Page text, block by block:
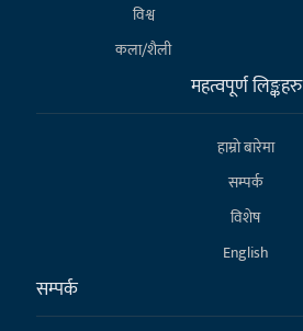
विश्व
कला/शैली
महत्वपूर्ण लिङ्कहरु
हाम्राे बारेमा
सम्पर्क
विशेष
English
सम्पर्क